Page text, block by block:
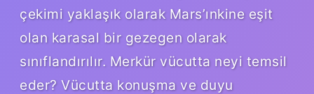
çekimi yaklaşık olarak Mars’ınkine eşit
olan karasal bir gezegen olarak
sınıflandırılır. Merkür vücutta neyi temsil
eder? Vücutta konuşma ve duyu